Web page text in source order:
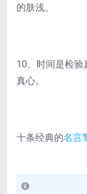
的肤浅。
10、时间是检
真心。
十条经典的名言